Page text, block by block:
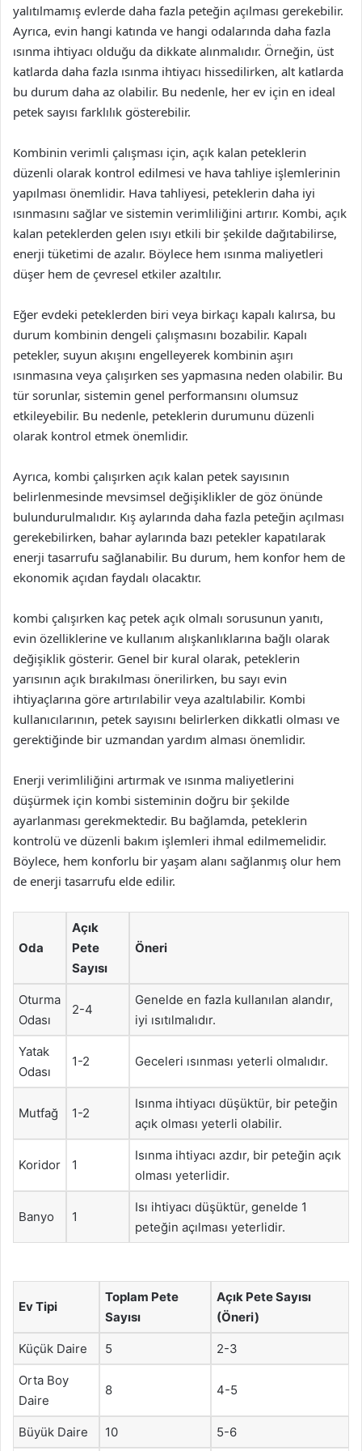
yalıtılmamış evlerde daha fazla peteğin açılması gerekebilir.
Ayrıca, evin hangi katında ve hangi odalarında daha fazla
ısınma ihtiyacı olduğu da dikkate alınmalıdır. Örneğin, üst
katlarda daha fazla ısınma ihtiyacı hissedilirken, alt katlarda
bu durum daha az olabilir. Bu nedenle, her ev için en ideal
petek sayısı farklılık gösterebilir.
Kombinin verimli çalışması için, açık kalan peteklerin
düzenli olarak kontrol edilmesi ve hava tahliye işlemlerinin
yapılması önemlidir. Hava tahliyesi, peteklerin daha iyi
ısınmasını sağlar ve sistemin verimliliğini artırır. Kombi, açık
kalan peteklerden gelen ısıyı etkili bir şekilde dağıtabilirse,
enerji tüketimi de azalır. Böylece hem ısınma maliyetleri
düşer hem de çevresel etkiler azaltılır.
Eğer evdeki peteklerden biri veya birkaçı kapalı kalırsa, bu
durum kombinin dengeli çalışmasını bozabilir. Kapalı
petekler, suyun akışını engelleyerek kombinin aşırı
ısınmasına veya çalışırken ses yapmasına neden olabilir. Bu
tür sorunlar, sistemin genel performansını olumsuz
etkileyebilir. Bu nedenle, peteklerin durumunu düzenli
olarak kontrol etmek önemlidir.
Ayrıca, kombi çalışırken açık kalan petek sayısının
belirlenmesinde mevsimsel değişiklikler de göz önünde
bulundurulmalıdır. Kış aylarında daha fazla peteğin açılması
gerekebilirken, bahar aylarında bazı petekler kapatılarak
enerji tasarrufu sağlanabilir. Bu durum, hem konfor hem de
ekonomik açıdan faydalı olacaktır.
kombi çalışırken kaç petek açık olmalı sorusunun yanıtı,
evin özelliklerine ve kullanım alışkanlıklarına bağlı olarak
değişiklik gösterir. Genel bir kural olarak, peteklerin
yarısının açık bırakılması önerilirken, bu sayı evin
ihtiyaçlarına göre artırılabilir veya azaltılabilir. Kombi
kullanıcılarının, petek sayısını belirlerken dikkatli olması ve
gerektiğinde bir uzmandan yardım alması önemlidir.
Enerji verimliliğini artırmak ve ısınma maliyetlerini
düşürmek için kombi sisteminin doğru bir şekilde
ayarlanması gerekmektedir. Bu bağlamda, peteklerin
kontrolü ve düzenli bakım işlemleri ihmal edilmemelidir.
Böylece, hem konforlu bir yaşam alanı sağlanmış olur hem
de enerji tasarrufu elde edilir.
Oda
Açık
Pete
Sayısı
Öneri
Oturma
Odası
2-4
Genelde en fazla kullanılan alandır,
iyi ısıtılmalıdır.
Yatak
Odası
1-2 Geceleri ısınması yeterli olmalıdır.
Mutfağ 1-2
Isınma ihtiyacı düşüktür, bir peteğin
açık olması yeterli olabilir.
Koridor 1
Isınma ihtiyacı azdır, bir peteğin açık
olması yeterlidir.
Banyo 1
Isı ihtiyacı düşüktür, genelde 1
peteğin açılması yeterlidir.
Ev Tipi
Toplam Pete
Sayısı
Açık Pete Sayısı
(Öneri)
Küçük Daire 5 2-3
Orta Boy
Daire
8 4-5
Büyük Daire 10 5-6